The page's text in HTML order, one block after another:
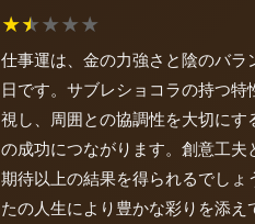
★★★★★
仕事運は、金の力強さと陰のバラ
日です。サブレショコラの持つ
視し、周囲との協調性を大切にす
の成功につながります。創意工夫
期待以上の結果を得られるでしょ
たの人生により豊かな彩りを添え